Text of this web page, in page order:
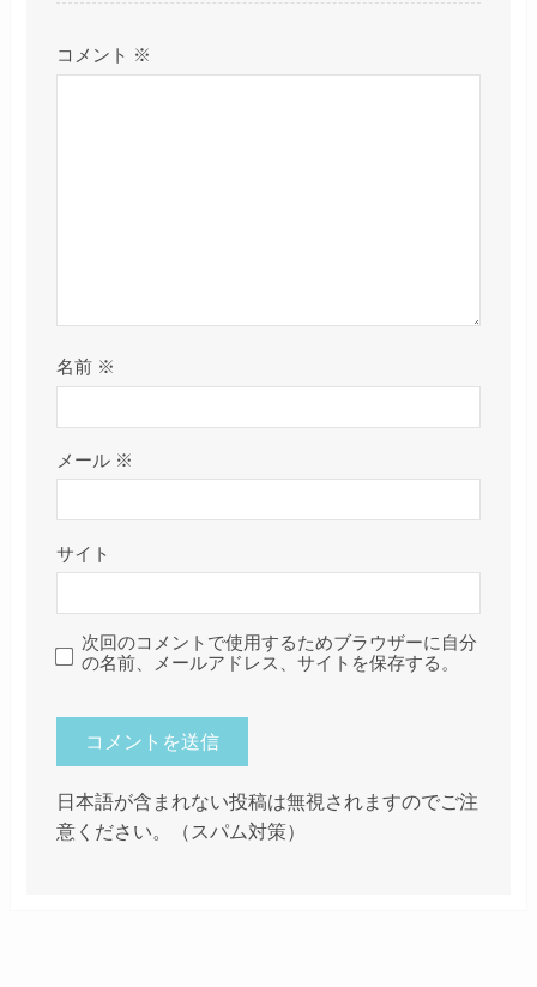
コメント ※
名前 ※
メール ※
サイト
次回のコメントで使用するためブラウザーに自分
の名前、メールアドレス、サイトを保存する。
日本語が含まれない投稿は無視されますのでご注
意ください。（スパム対策）